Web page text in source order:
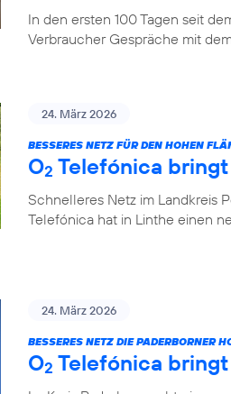
In den ersten 100 Tagen seit
Verbraucher Gespräche mit
24. März 2026
BESSERES NETZ FÜR DEN HOHEN
O2 Telefónica
Schnelleres Netz im Landkreis
Telefónica hat in Linthe einen
24. März 2026
BESSERES NETZ DIE PADERBORNER
O2 Telefónica